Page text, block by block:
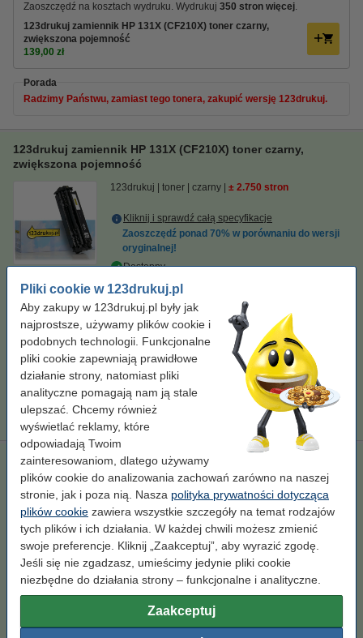
Pliki cookie w 123drukuj.pl
Aby zakupy w 123drukuj.pl były jak
najprostsze, używamy plików cookie i
podobnych technologii. Funkcjonalne
pliki cookie zapewniają prawidłowe
działanie strony, natomiast pliki
analityczne pomagają nam ją stale
ulepszać. Chcemy również
wyświetlać reklamy, które
odpowiadają Twoim
zainteresowaniom, dlatego używamy
plików cookie do analizowania zachowań zarówno na naszej
stronie, jak i poza nią. Nasza polityka prywatności dotycząca
plików cookie zawiera wszystkie szczegóły na temat rodzajów
tych plików i ich działania. W każdej chwili możesz zmienić
swoje preferencje. Kliknij „Zaakceptuj”, aby wyrazić zgodę.
Jeśli się nie zgadzasz, umieścimy jedynie pliki cookie
niezbędne do działania strony – funkcjonalne i analityczne.
Zaakceptuj
Zaoszczędź na kosztach wydruku. Wydrukuj 350 stron więcej.
123drukuj zamiennik HP 131X (CF210X) toner czarny,
zwiększona pojemność
139,00 zł
Porada
Radzimy Państwu, zamiast tego tonera, zakupić wersję 123drukuj.
123drukuj zamiennik HP 131X (CF210X) toner czarny,
zwiększona pojemność
123drukuj toner czarny ± 2.750 stron
Kliknij i sprawdź całą specyfikacje
Zaoszczędź ponad 70% w porównaniu do wersji
oryginalnej!
Dostępny
Zamów na poniedziałek
Za stronę 0,05 zł
139,00 zł Zamawiam
Porada
Radzimy Państwu zakupić ten toner (wersję 123drukuj) zamiast
tonera HP.
123drukuj zamiennik zestaw promocyjny: HP 131X / 131A -
CF210X, 211A, 212A, 213A toner czarny + 3 kolory
XL ± 8.750 stron czarny (1x) i kolorowy (3x)
Kliknij i sprawdź całą specyfikacje
Dostępny
Zamów na poniedziałek
Za stronę
499,00 zł Zamawiam